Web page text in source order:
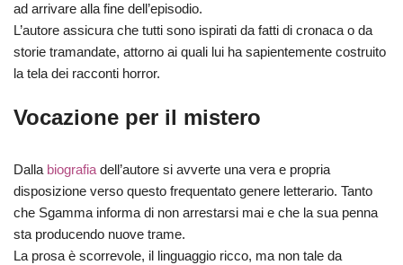
ad arrivare alla fine dell’episodio.
L’autore assicura che tutti sono ispirati da fatti di cronaca o da
storie tramandate, attorno ai quali lui ha sapientemente costruito
la tela dei racconti horror.
Vocazione per il mistero
Dalla biografia dell’autore si avverte una vera e propria
disposizione verso questo frequentato genere letterario. Tanto
che Sgamma informa di non arrestarsi mai e che la sua penna
sta producendo nuove trame.
La prosa è scorrevole, il linguaggio ricco, ma non tale da